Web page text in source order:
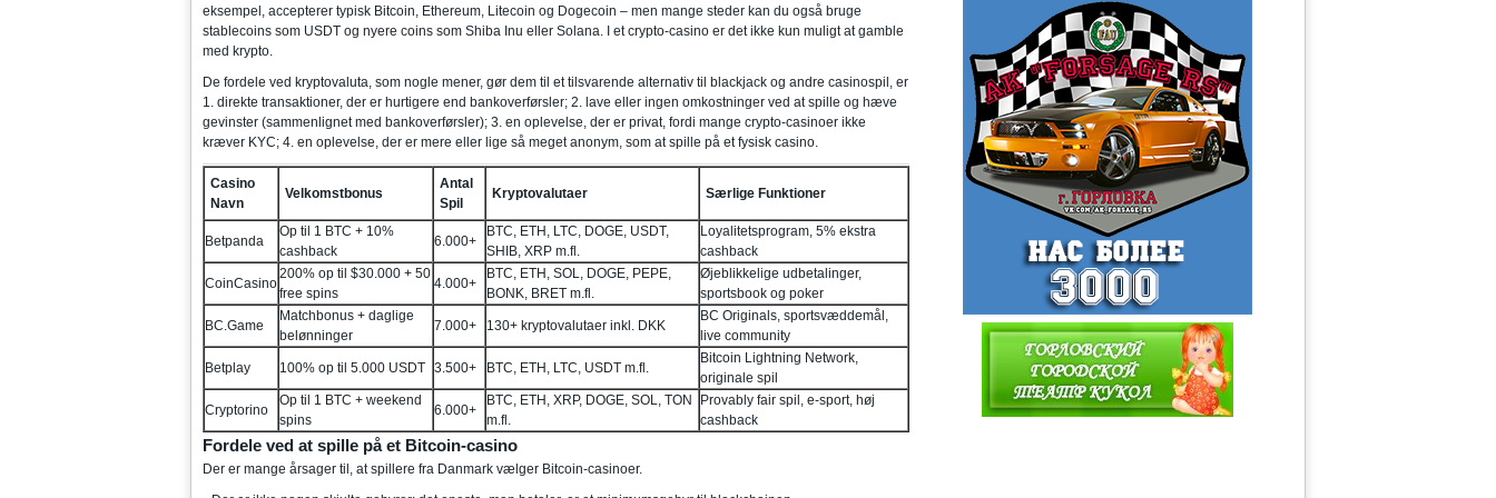
eksempel, accepterer typisk Bitcoin, Ethereum, Litecoin og Dogecoin – men mange steder kan du også bruge
stablecoins som USDT og nyere coins som Shiba Inu eller Solana. I et crypto-casino er det ikke kun muligt at gamble
med krypto.
De fordele ved kryptovaluta, som nogle mener, gør dem til et tilsvarende alternativ til blackjack og andre casinospil, er
1. direkte transaktioner, der er hurtigere end bankoverførsler; 2. lave eller ingen omkostninger ved at spille og hæve
gevinster (sammenlignet med bankoverførsler); 3. en oplevelse, der er privat, fordi mange crypto-casinoer ikke
kræver KYC; 4. en oplevelse, der er mere eller lige så meget anonym, som at spille på et fysisk casino.
Casino
Navn
Velkomstbonus
Antal
Spil
Kryptovalutaer Særlige Funktioner
Betpanda
Op til 1 BTC + 10%
cashback
6.000+
BTC, ETH, LTC, DOGE, USDT,
SHIB, XRP m.fl.
Loyalitetsprogram, 5% ekstra
cashback
CoinCasino
200% op til $30.000 + 50
free spins
4.000+
BTC, ETH, SOL, DOGE, PEPE,
BONK, BRET m.fl.
Øjeblikkelige udbetalinger,
sportsbook og poker
BC.Game
Matchbonus + daglige
belønninger
7.000+ 130+ kryptovalutaer inkl. DKK
BC Originals, sportsvæddemål,
live community
Betplay 100% op til 5.000 USDT 3.500+ BTC, ETH, LTC, USDT m.fl.
Bitcoin Lightning Network,
originale spil
Cryptorino
Op til 1 BTC + weekend
spins
6.000+
BTC, ETH, XRP, DOGE, SOL, TON
m.fl.
Provably fair spil, e-sport, høj
cashback
Fordele ved at spille på et Bitcoin-casino
Der er mange årsager til, at spillere fra Danmark vælger Bitcoin-casinoer.